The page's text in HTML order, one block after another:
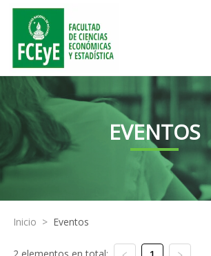
EVENTOS
Inicio > Eventos